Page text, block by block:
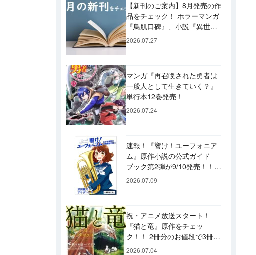
【新刊のご案内】8月発売の作
品をチェック！ ホラーマンガ
『鳥肌口碑』、小説『異世界
居酒屋「げん」』、文庫『カ
2026.07.27
マンガ『再召喚された勇者は
一般人として生きていく？』
単行本12巻発売！
2026.07.24
速報！『響け！ユーフォニア
ム』原作小説の公式ガイド
ブック第2弾が9/10発売！！
久美子たちが引退した後の書
2026.07.09
祝・アニメ放送スタート！
『猫と竜』原作をチェッ
ク！！ 2冊分のお値段で3冊読
めるスペシャルプライスパッ
2026.07.04